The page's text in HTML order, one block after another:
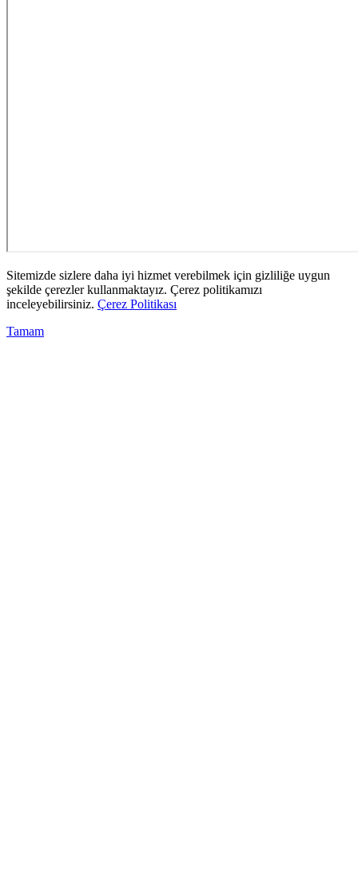
Sitemizde sizlere daha iyi hizmet verebilmek için gizliliğe uygun
şekilde çerezler kullanmaktayız. Çerez politikamızı
inceleyebilirsiniz. Çerez Politikası
Tamam